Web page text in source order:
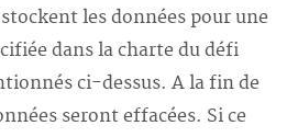
les données pour une
dans la charte du défi
ci-dessus. A la fin de
seront effacées. Si ce